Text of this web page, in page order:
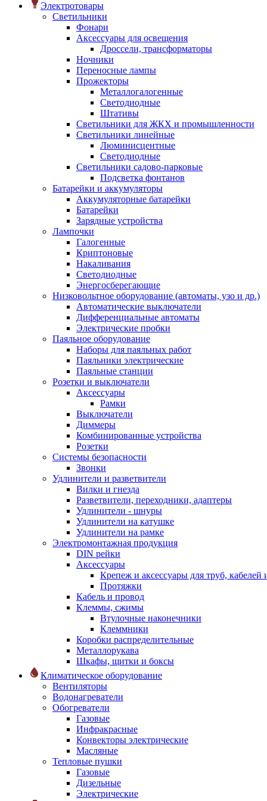
Электротовары
Светильники
Фонари
Аксессуары для освещения
Дроссели, трансформаторы
Ночники
Переносные лампы
Прожекторы
Металлогалогенные
Светодиодные
Штативы
Светильники для ЖКХ и промышленности
Светильники линейные
Люминисцентные
Светодиодные
Светильники садово-парковые
Подсветка фонтанов
Батарейки и аккумуляторы
Аккумуляторные батарейки
Батарейки
Зарядные устройства
Лампочки
Галогенные
Криптоновые
Накаливания
Светодиодные
Энергосберегающие
Низковольтное оборудование (автоматы, узо и др.)
Автоматические выключатели
Дифференциальные автоматы
Электрические пробки
Паяльное оборудование
Наборы для паяльных работ
Паяльники электрические
Паяльные станции
Розетки и выключатели
Аксессуары
Рамки
Выключатели
Диммеры
Комбинированные устройства
Розетки
Системы безопасности
Звонки
Удлинители и разветвители
Вилки и гнезда
Разветвители, переходники, адаптеры
Удлинители - шнуры
Удлинители на катушке
Удлинители на рамке
Электромонтажная продукция
DIN рейки
Аксессуары
Крепеж и аксессуары для труб, кабелей
Протяжки
Кабель и провод
Клеммы, сжимы
Втулочные наконечники
Клеммники
Коробки распределительные
Металлорукава
Шкафы, щитки и боксы
Климатическое оборудование
Вентиляторы
Водонагреватели
Обогреватели
Газовые
Инфракрасные
Конвекторы электрические
Масляные
Тепловые пушки
Газовые
Дизельные
Электрические